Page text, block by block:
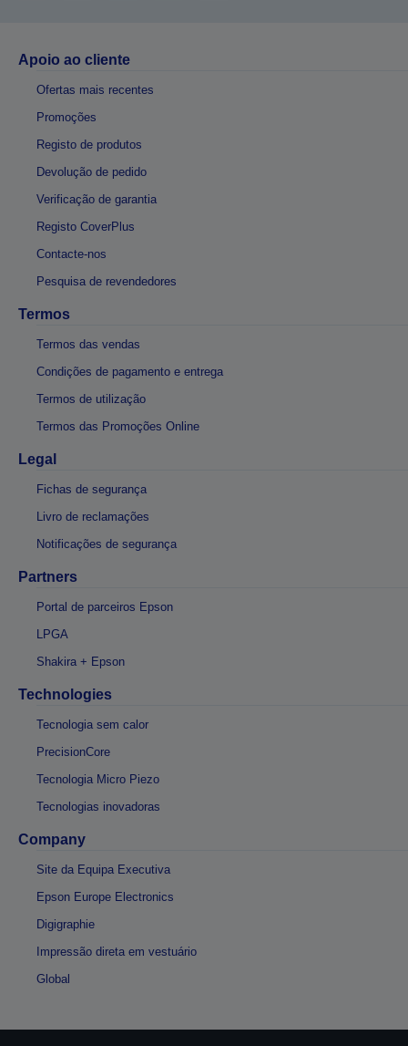
Apoio ao cliente
Ofertas mais recentes
Promoções
Registo de produtos
Devolução de pedido
Verificação de garantia
Registo CoverPlus
Contacte-nos
Pesquisa de revendedores
Termos
Termos das vendas
Condições de pagamento e entrega
Termos de utilização
Termos das Promoções Online
Legal
Fichas de segurança
Livro de reclamações
Notificações de segurança
Partners
Portal de parceiros Epson
LPGA
Shakira + Epson
Technologies
Tecnologia sem calor
PrecisionCore
Tecnologia Micro Piezo
Tecnologias inovadoras
Company
Site da Equipa Executiva
Epson Europe Electronics
Digigraphie
Impressão direta em vestuário
Global